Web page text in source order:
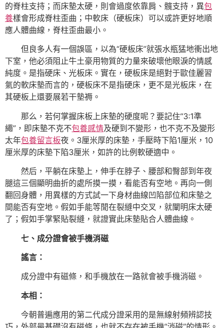
的脊柱支持；而床墊太硬，則會過度依靠肩、髖支持，異包
養樣會形成脊柱歪曲；中軟床（硬板床）可以或許更好地順
應人體曲線，脊柱歪曲最小。
但良多人有一個誤區，以為“硬板床”就張水瓶猛地衝出地
下室，他必須阻止牛土豪用物質的力量來破壞他眼淚的情感
純度。是指硬床、光板床。實在，硬板床是絕對于歐佳麗習
氣的軟床墊而言的，硬板床不是指硬床，更不是光板床，在
其硬板上還要展若干墊褥。
那么，若何掌握床板上床墊的硬度呢？要記住“3:1準
繩”，即床墊不克不包養感情及硬到不變形，也不克不及變形
太年包養留言板夜。3厘米厚的床墊，手壓時下陷1厘米，10
厘米厚的床墊下陷3厘米，如許的比例軟硬適中。
然后，平躺在床墊上，伸手在脖子、腰部和臀部到年夜
腿這三個顯明曲折的處所摸一摸，看能否有空地。再向一側
翻回身體，用異樣的方式試一下身材曲線凹陷部位和床墊之
間能否有空地。假如手能等閒在裂縫中交叉，就闡明床太硬
了；假如手掌緊貼裂縫，就證實此床墊貼合人體曲線。
七、成分證會被手機消磁
謠言：
成分證中有磁條，和手機放在一路就會被手機消磁。
本相：
今朝普遍應用的第二代成分證采用的是無線射頻辨認技